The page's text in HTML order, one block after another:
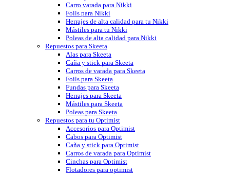
Carro varada para Nikki
Foils para Nikki
Herrajes de alta calidad para tu Nikki
Mástiles para tu Nikki
Poleas de alta calidad para Nikki
Repuestos para Skeeta
Alas para Skeeta
Caña y stick para Skeeta
Carros de varada para Skeeta
Foils para Skeeta
Fundas para Skeeta
Herrajes para Skeeta
Mástiles para Skeeta
Poleas para Skeeta
Repuestos para tu Optimist
Accesorios para Optimist
Cabos para Optimist
Caña y stick para Optimist
Carros de varada para Optimist
Cinchas para Optimist
Flotadores para optimist